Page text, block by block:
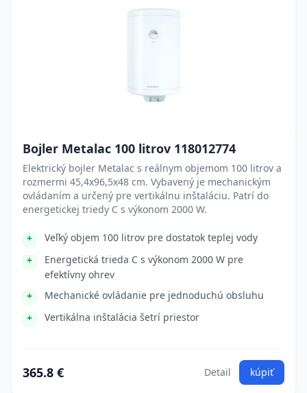
Bojler Metalac 100 litrov 118012774
Elektrický bojler Metalac s reálnym objemom 100 litrov a
rozmermi 45,4x96,5x48 cm. Vybavený je mechanickým
ovládaním a určený pre vertikálnu inštaláciu. Patrí do
energetickej triedy C s výkonom 2000 W.
Veľký objem 100 litrov pre dostatok teplej vody
Energetická trieda C s výkonom 2000 W pre
efektívny ohrev
Mechanické ovládanie pre jednoduchú obsluhu
Vertikálna inštalácia šetrí priestor
365.8 € Detail kúpiť